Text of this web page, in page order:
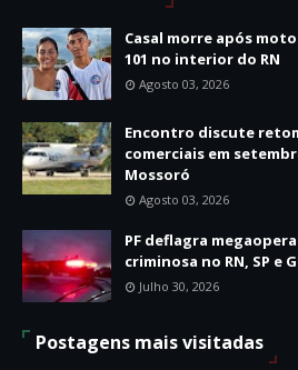
Casal morre após
101 no interior do RN
Agosto 03, 2026
Encontro discute
comerciais em
Mossoró
Agosto 03, 2026
PF deflagra
criminosa no RN, SP e
Julho 30, 2026
Postagens mais visitadas